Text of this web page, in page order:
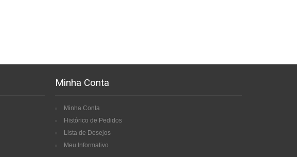
Minha Conta
Minha Conta
Histórico de Pedidos
Lista de Desejos
Meu Informativo